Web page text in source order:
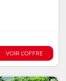
VOIR L'OFFRE